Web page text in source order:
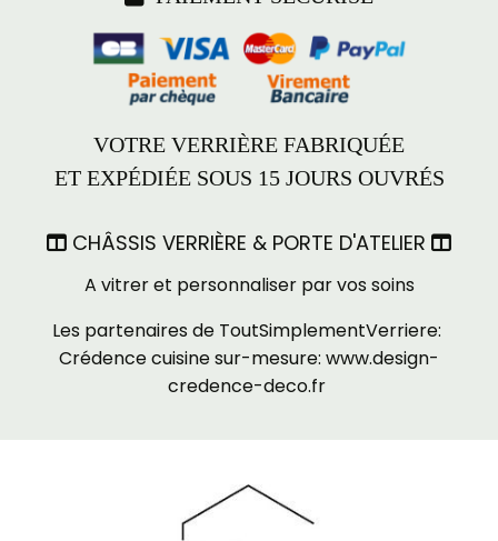
VOTRE VERRIÈRE FABRIQUÉE
ET EXPÉDIÉE SOUS 15 JOURS OUVRÉS
 CHÂSSIS VERRIÈRE & PORTE D'ATELIER 
A vitrer et personnaliser par vos soins
Les partenaires de ToutSimplementVerriere:
Crédence cuisine sur-mesure: www.design-
credence-deco.fr